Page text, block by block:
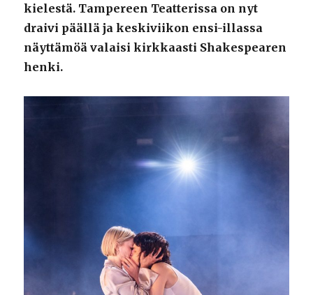
kielestä. Tampereen Teatterissa on nyt
draivi päällä ja keskiviikon ensi-illassa
näyttämöä valaisi kirkkaasti Shakespearen
henki.